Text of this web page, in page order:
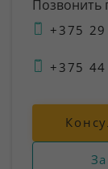
Позвонить
+375
+375